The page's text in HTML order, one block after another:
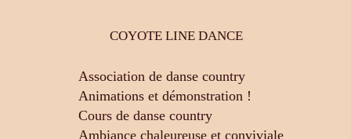
COYOTE LINE DANCE
Association de danse country
Animations et démonstration !
Cours de danse country
Ambiance chaleureuse et conviviale